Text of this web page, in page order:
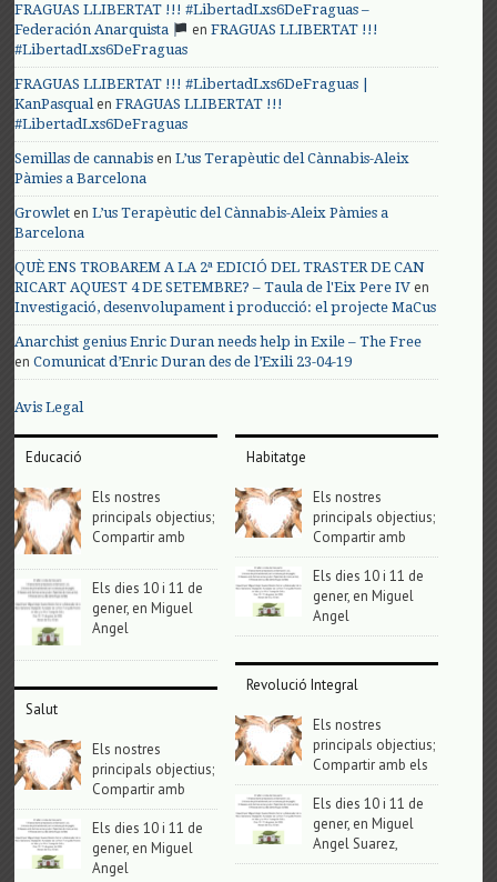
FRAGUAS LLIBERTAT !!! #LibertadLxs6DeFraguas –
Federación Anarquista
enFRAGUAS LLIBERTAT !!!
#LibertadLxs6DeFraguas
FRAGUAS LLIBERTAT !!! #LibertadLxs6DeFraguas |
KanPasqualenFRAGUAS LLIBERTAT !!!
#LibertadLxs6DeFraguas
Semillas de cannabis enL’us Terapèutic del Cànnabis-Aleix
Pàmies a Barcelona
Growlet enL’us Terapèutic del Cànnabis-Aleix Pàmies a
Barcelona
QUÈ ENS TROBAREM A LA 2ª EDICIÓ DEL TRASTER DE CAN
RICART AQUEST 4 DE SETEMBRE? – Taula de l'Eix Pere IV en
Investigació, desenvolupament i producció: el projecte MaCus
Anarchist genius Enric Duran needs help in Exile – The Free
enComunicat d’Enric Duran des de l’Exili 23-04-19
Avis Legal
Educació
Els nostres
principals objectius;
Compartir amb
Els dies 10 i 11 de
gener, en Miguel
Angel
Salut
Els nostres
principals objectius;
Compartir amb
Els dies 10 i 11 de
gener, en Miguel
Angel
Habitatge
Els nostres
principals objectius;
Compartir amb
Els dies 10 i 11 de
gener, en Miguel
Angel
Revolució Integral
Els nostres
principals objectius;
Compartir amb els
Els dies 10 i 11 de
gener, en Miguel
Angel Suarez,